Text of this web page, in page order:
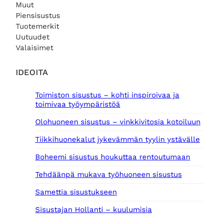
Muut
Piensisustus
Tuotemerkit
Uutuudet
Valaisimet
IDEOITA
Toimiston sisustus – kohti inspiroivaa ja
toimivaa työympäristöä
Olohuoneen sisustus – vinkkivitosia kotoiluun
Tiikkihuonekalut jykevämmän tyylin ystävälle
Boheemi sisustus houkuttaa rentoutumaan
Tehdäänpä mukava työhuoneen sisustus
Samettia sisustukseen
Sisustajan Hollanti – kuulumisia